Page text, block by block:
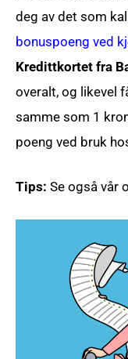
deg av det som
bonuspoeng ved
Kredittkortet fra
overalt, og likevel
samme som 1
poeng ved bruk
Tips: Se også vår